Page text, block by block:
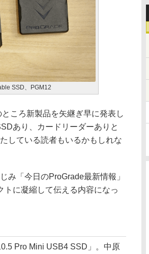
SSD、PGM12
ころ新製品を矢継ぎ早に発表し
あり、カードリーダーありと
している読者もいるかもしれな
み「今日のProGrade最新情報」
に凝縮して伝える内容になっ
Pro Mini USB4 SSD」。中原